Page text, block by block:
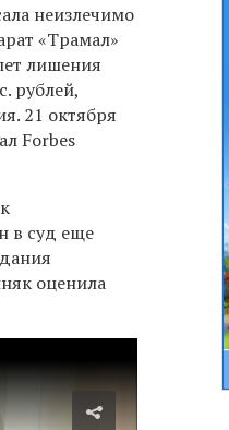
неизлечимо
«Трамал»
лишения
рублей,
21 октября
Forbes
в суд еще
оценила